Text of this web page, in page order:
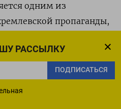
РАССЫЛКУ
ПОДПИСАТЬСЯ
одним из
пропаганды,
Вашингтон в
кукловоды»,
с боевыми
«доллар